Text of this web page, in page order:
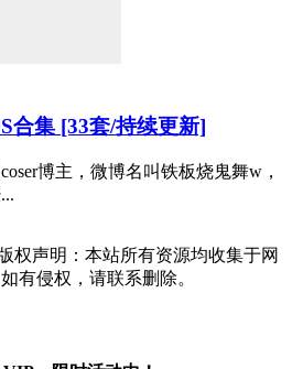
合集 [33套/持续更新]
博主，微博名叫铁板烧鬼舞w，
权声明：本站所有资源均收集于网
有侵权，请联系删除。